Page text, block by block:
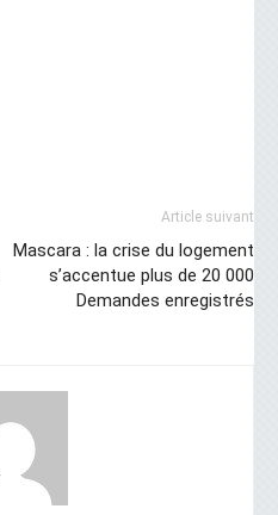
Article suivant
Mascara : la crise du logement
s’accentue plus de 20 000
Demandes enregistrés